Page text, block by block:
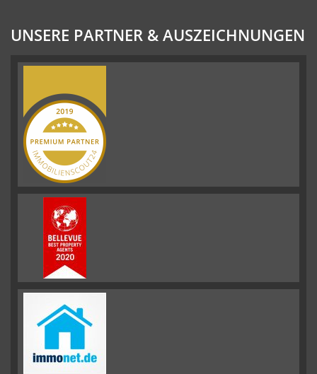
UNSERE PARTNER & AUSZEICHNUNGEN